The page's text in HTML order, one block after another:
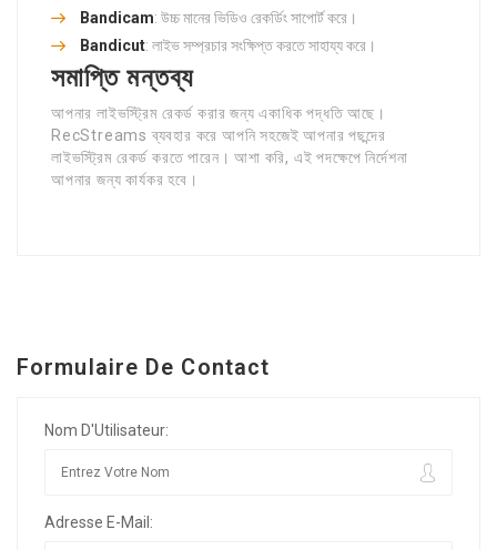
Bandicam: উচ্চ মানের ভিডিও রেকর্ডিং সাপোর্ট করে।
Bandicut: লাইভ সম্প্রচার সংক্ষিপ্ত করতে সাহায্য করে।
সমাপ্তি মন্তব্য
আপনার লাইভস্ট্রিম রেকর্ড করার জন্য একাধিক পদ্ধতি আছে।
RecStreams ব্যবহার করে আপনি সহজেই আপনার পছন্দের
লাইভস্ট্রিম রেকর্ড করতে পারেন। আশা করি, এই পদক্ষেপে নির্দেশনা
আপনার জন্য কার্যকর হবে।
Formulaire De Contact
Nom D'Utilisateur:
Adresse E-Mail: